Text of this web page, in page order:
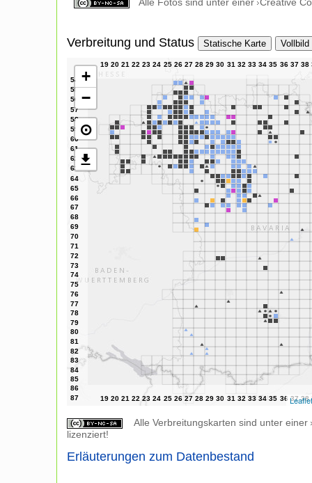
Verbreitung und Status Statische Karte Vollbild
+
−
⊙
Leaflet
Alle Verbreitungskarten sind unter einer
lizenziert!
Erläuterungen zum Datenbestand